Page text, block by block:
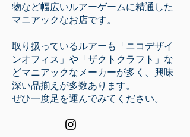
物など幅広いルアーゲームに精通した
マニアックなお店です。
取り扱っているルアーも「ニコデザイ
ンオフィス」や「ザクトクラフト」な
どマニアックなメーカーが多く、興味
深い品揃えが多数あります。
ぜひ一度足を運んでみてください。